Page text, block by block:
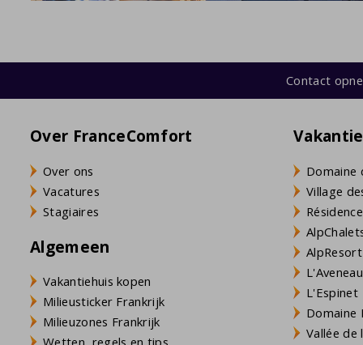
Contact
Over FranceComfort
Over ons
Vacatures
Stagiaires
Algemeen
Vakantiehuis kopen
Milieusticker Frankrijk
Milieuzones Frankrijk
Domaine
Village
L'Espinet
Domaine
Vallée de